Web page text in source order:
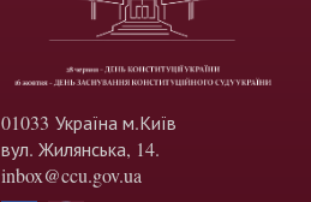
01033 Україна м.Київ
вул. Жилянська, 14.
inbox@ccu.gov.ua